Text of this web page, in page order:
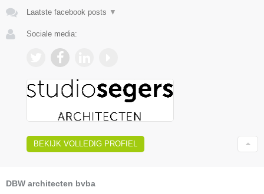
Laatste facebook posts ▼
Sociale media:
BEKIJK VOLLEDIG PROFIEL
DBW architecten bvba